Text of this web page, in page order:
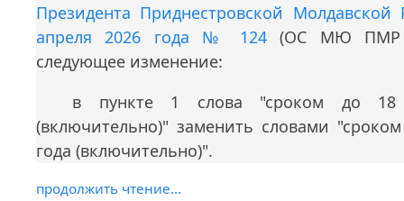
Президента Приднестровской Молдавской
апреля 2026 года № 124(ОС МЮ ПМР
следующее изменение:
в пункте 1 слова "сроком до
(включительно)" заменить словами
года (включительно)".
продолжить чтение...